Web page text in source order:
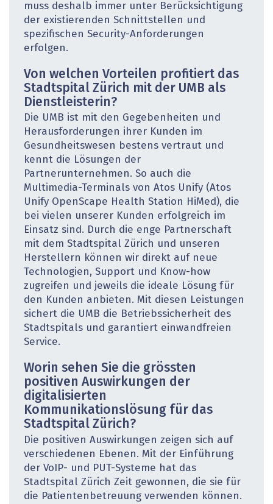
muss deshalb immer unter Berücksichtigung
der existierenden Schnittstellen und
spezifischen Security-Anforderungen
erfolgen.
Von welchen Vorteilen profitiert das
Stadtspital ­Zürich mit der UMB als
Dienstleisterin?
Die UMB ist mit den Gegebenheiten und
Herausforderungen ihrer Kunden im
Gesundheitswesen bestens vertraut und
kennt die Lösungen der
Partnerunternehmen. So auch die
Multimedia-Terminals von Atos Unify (Atos
Unify OpenScape Health Station HiMed), die
bei vielen unserer Kunden erfolgreich im
Einsatz sind. Durch die enge Partnerschaft
mit dem Stadtspital Zürich und unseren
Herstellern können wir direkt auf neue
Technologien, Support und Know-how
zugreifen und jeweils die ideale Lösung für
den Kunden anbieten. Mit diesen Leistungen
sichert die UMB die Betriebssicherheit des
Stadtspitals und garantiert einwandfreien
Service.
Worin sehen Sie die grössten
positiven Auswirkungen der
digitalisierten
Kommunikationslösung für das
Stadtspital Zürich?
Die positiven Auswirkungen zeigen sich auf
verschiedenen Ebenen. Mit der Einführung
der VoIP- und PUT-Systeme hat das
Stadtspital Zürich Zeit gewonnen, die sie für
die Patientenbetreuung verwenden können.